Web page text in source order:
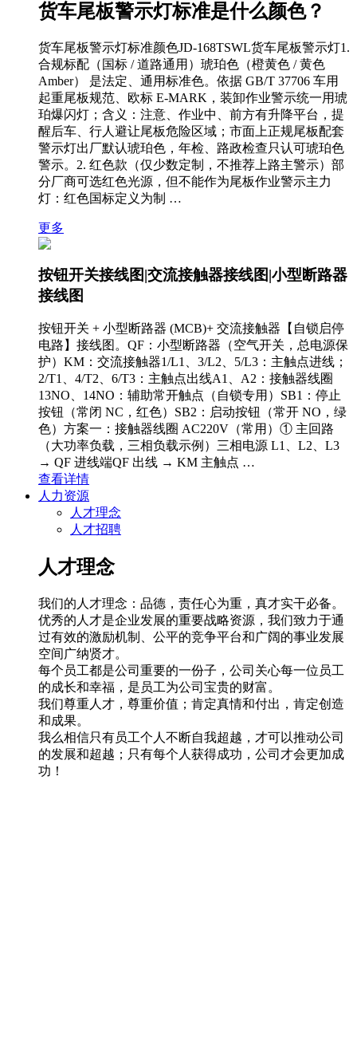
货车尾板警示灯标准是什么颜色？
货车尾板警示灯标准颜色JD-168TSWL货车尾板警示灯1.
合规标配（国标 / 道路通用）琥珀色（橙黄色 / 黄色
Amber） 是法定、通用标准色。依据 GB/T 37706 车用
起重尾板规范、欧标 E-MARK，装卸作业警示统一用琥
珀爆闪灯；含义：注意、作业中、前方有升降平台，提
醒后车、行人避让尾板危险区域；市面上正规尾板配套
警示灯出厂默认琥珀色，年检、路政检查只认可琥珀色
警示。2. 红色款（仅少数定制，不推荐上路主警示）部
分厂商可选红色光源，但不能作为尾板作业警示主力
灯：红色国标定义为制 …
更多
按钮开关接线图|交流接触器接线图|小型断路器
接线图
按钮开关 + 小型断路器 (MCB)+ 交流接触器【自锁启停
电路】接线图。QF：小型断路器（空气开关，总电源保
护）KM：交流接触器1/L1、3/L2、5/L3：主触点进线；
2/T1、4/T2、6/T3：主触点出线A1、A2：接触器线圈
13NO、14NO：辅助常开触点（自锁专用）SB1：停止
按钮（常闭 NC，红色）SB2：启动按钮（常开 NO，绿
色）方案一：接触器线圈 AC220V（常用）① 主回路
（大功率负载，三相负载示例）三相电源 L1、L2、L3
→ QF 进线端QF 出线 → KM 主触点 …
查看详情
人力资源
人才理念
人才招聘
人才理念
我们的人才理念：品德，责任心为重，真才实干必备。
优秀的人才是企业发展的重要战略资源，我们致力于通
过有效的激励机制、公平的竞争平台和广阔的事业发展
空间广纳贤才。
每个员工都是公司重要的一份子，公司关心每一位员工
的成长和幸福，是员工为公司宝贵的财富。
我们尊重人才，尊重价值；肯定真情和付出，肯定创造
和成果。
我么相信只有员工个人不断自我超越，才可以推动公司
的发展和超越；只有每个人获得成功，公司才会更加成
功！